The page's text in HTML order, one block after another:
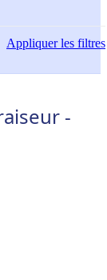
Appliquerles filtres
-